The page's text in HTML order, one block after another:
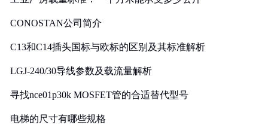
CONOSTAN公司简介
C13和C14插头国标与欧标的区别及其标准解析
LGJ-240/30导线参数及载流量解析
寻找nce01p30k MOSFET管的合适替代型号
电梯的尺寸有哪些规格